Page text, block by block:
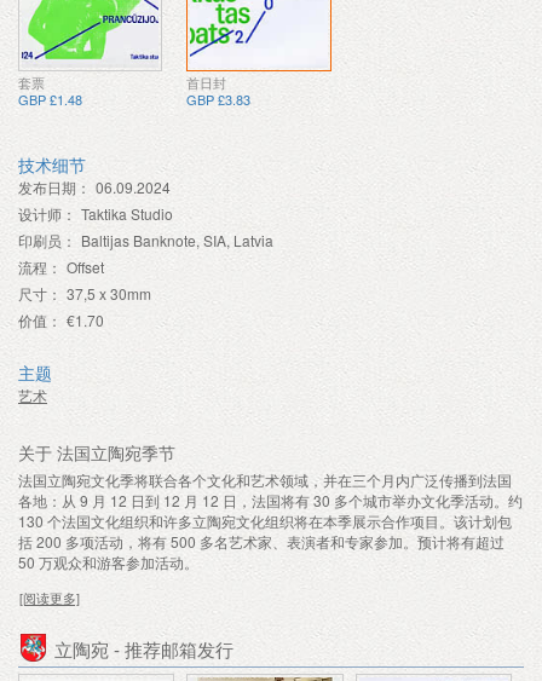
套票
GBP £1.48
首日封
GBP £3.83
技术细节
发布日期： 06.09.2024
设计师： Taktika Studio
印刷员： Baltijas Banknote, SIA, Latvia
流程： Offset
尺寸： 37,5 x 30mm
价值： €1.70
主题
艺术
关于 法国立陶宛季节
法国立陶宛文化季将联合各个文化和艺术领域，并在三个月内广泛传播到法国
各地：从 9 月 12 日到 12 月 12 日，法国将有 30 多个城市举办文化季活动。约
130 个法国文化组织和许多立陶宛文化组织将在本季展示合作项目。该计划包
括 200 多项活动，将有 500 多名艺术家、表演者和专家参加。预计将有超过
50 万观众和游客参加活动。
[阅读更多]
立陶宛 - 推荐邮箱发行